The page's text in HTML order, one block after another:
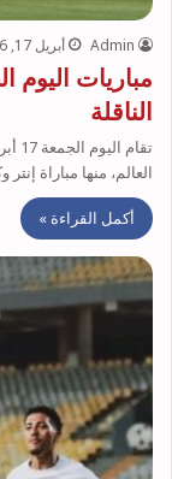
Admin أبريل 17, 2026
الناقلة
العالم، منها مباراة إنتر
أكمل القراءة »